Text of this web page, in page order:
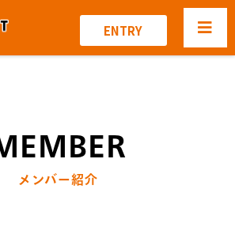
ENTRY
メンバー紹介